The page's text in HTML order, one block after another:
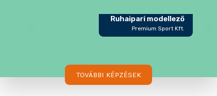
Ruhaipari modellező
Premium Sport Kft.
TOVÁBBI KÉPZÉSEK